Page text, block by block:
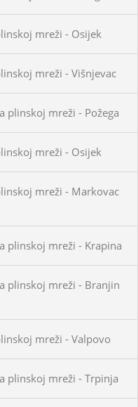
mreži - Osijek
mreži - Višnjevac
plinskoj mreži - Požega
mreži - Osijek
mreži - Markovac
plinskoj mreži - Krapina
plinskoj mreži - Branjin
mreži - Valpovo
plinskoj mreži - Trpinja